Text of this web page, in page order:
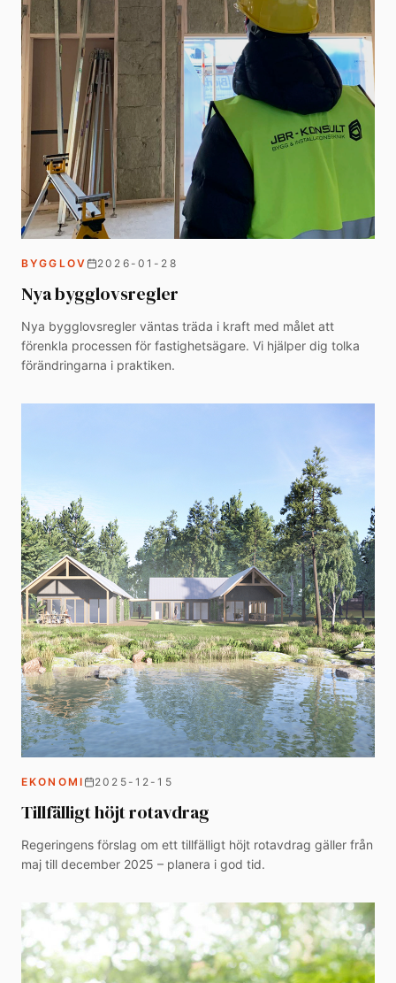
BYGGLOV 2026-01-28
Nya bygglovsregler
Nya bygglovsregler väntas träda i kraft med målet att
förenkla processen för fastighetsägare. Vi hjälper dig tolka
förändringarna i praktiken.
EKONOMI 2025-12-15
Tillfälligt höjt rotavdrag
Regeringens förslag om ett tillfälligt höjt rotavdrag gäller från
maj till december 2025 – planera i god tid.